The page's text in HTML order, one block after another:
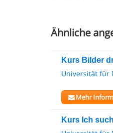
Ähnliche
Kurs Bilder
Universität für
Mehr
Kurs Ich